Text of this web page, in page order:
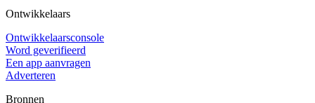
Ontwikkelaars
Ontwikkelaarsconsole
Word geverifieerd
Een app aanvragen
Adverteren
Bronnen